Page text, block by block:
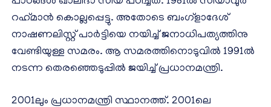
റഹ്‌മാന്‍ കൊല്ലപ്പെട്ടു. അതോടെ ബംഗ്‌ളാദേശ്
നാഷണലിസ്റ്റ് പാര്‍ട്ടിയെ നയിച്ച് ജനാധിപത്യത്തിനു
വേണ്ടിയുള്ള സമരം. ആ സമരത്തിനൊടുവില്‍ 1991ല്‍
നടന്ന തെരഞ്ഞെടുപ്പില്‍ ജയിച്ച് പ്രധാനമന്ത്രി.
2001ലും പ്രധാനമന്ത്രി സ്ഥാനത്ത്. 2001ലെ